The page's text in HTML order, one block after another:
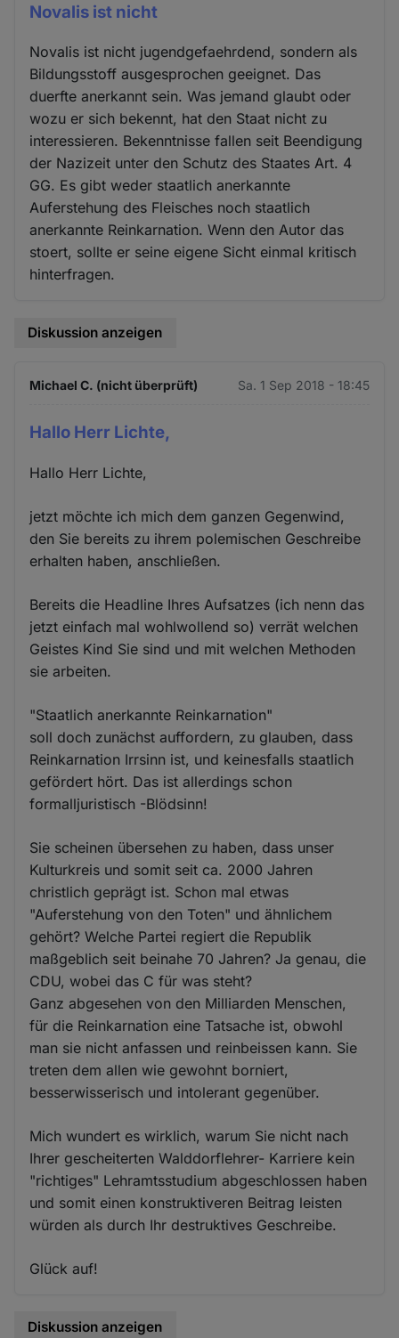
Novalis ist nicht
Novalis ist nicht jugendgefaehrdend, sondern als
Bildungsstoff ausgesprochen geeignet. Das
duerfte anerkannt sein. Was jemand glaubt oder
wozu er sich bekennt, hat den Staat nicht zu
interessieren. Bekenntnisse fallen seit Beendigung
der Nazizeit unter den Schutz des Staates Art. 4
GG. Es gibt weder staatlich anerkannte
Auferstehung des Fleisches noch staatlich
anerkannte Reinkarnation. Wenn den Autor das
stoert, sollte er seine eigene Sicht einmal kritisch
hinterfragen.
Diskussion anzeigen
Michael C. (nicht überprüft) Sa. 1 Sep 2018 - 18:45
Hallo Herr Lichte,
Hallo Herr Lichte,
jetzt möchte ich mich dem ganzen Gegenwind,
den Sie bereits zu ihrem polemischen Geschreibe
erhalten haben, anschließen.
Bereits die Headline Ihres Aufsatzes (ich nenn das
jetzt einfach mal wohlwollend so) verrät welchen
Geistes Kind Sie sind und mit welchen Methoden
sie arbeiten.
"Staatlich anerkannte Reinkarnation"
soll doch zunächst auffordern, zu glauben, dass
Reinkarnation Irrsinn ist, und keinesfalls staatlich
gefördert hört. Das ist allerdings schon
formalljuristisch -Blödsinn!
Sie scheinen übersehen zu haben, dass unser
Kulturkreis und somit seit ca. 2000 Jahren
christlich geprägt ist. Schon mal etwas
"Auferstehung von den Toten" und ähnlichem
gehört? Welche Partei regiert die Republik
maßgeblich seit beinahe 70 Jahren? Ja genau, die
CDU, wobei das C für was steht?
Ganz abgesehen von den Milliarden Menschen,
für die Reinkarnation eine Tatsache ist, obwohl
man sie nicht anfassen und reinbeissen kann. Sie
treten dem allen wie gewohnt borniert,
besserwisserisch und intolerant gegenüber.
Mich wundert es wirklich, warum Sie nicht nach
Ihrer gescheiterten Walddorflehrer- Karriere kein
"richtiges" Lehramtsstudium abgeschlossen haben
und somit einen konstruktiveren Beitrag leisten
würden als durch Ihr destruktives Geschreibe.
Glück auf!
Diskussion anzeigen